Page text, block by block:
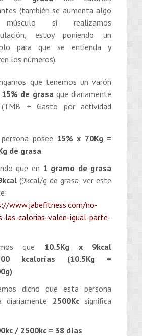
(también se aumenta algo
si realizamos
estoy poniendo un
para que se entienda y
los números)
que tenemos un varón
15% de grasa que diariamente
+ Gasto por actividad
posee 15% x 70Kg =
de grasa.
que en 1 gramo de grasa
(9kcal/g de grasa, ver este
www.jabefitness.com/no-
las-calorias-valen-igual-parte-
que 10.5Kg x 9kcal
kcalorías (10.5Kg =
dicho que esta persona
diariamente 2500Kcsignifica
/ 2500kc = 38 días